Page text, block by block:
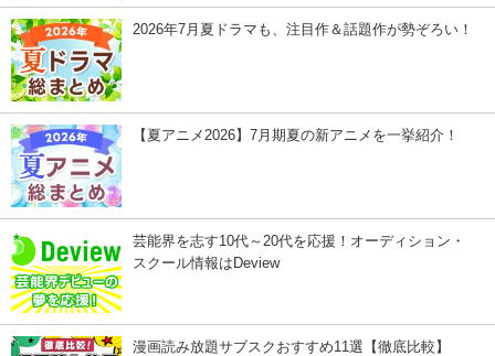
2026年7月夏ドラマも、注目作＆話題作が勢ぞろい！
【夏アニメ2026】7月期夏の新アニメを一挙紹介！
芸能界を志す10代～20代を応援！オーディション・
スクール情報はDeview
漫画読み放題サブスクおすすめ11選【徹底比較】